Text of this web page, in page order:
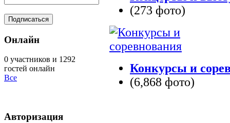
(273 фото)
Конкурсы и
(6,868 фото)
Онлайн
0 участников и 1292
гостей онлайн
Все
Авторизация